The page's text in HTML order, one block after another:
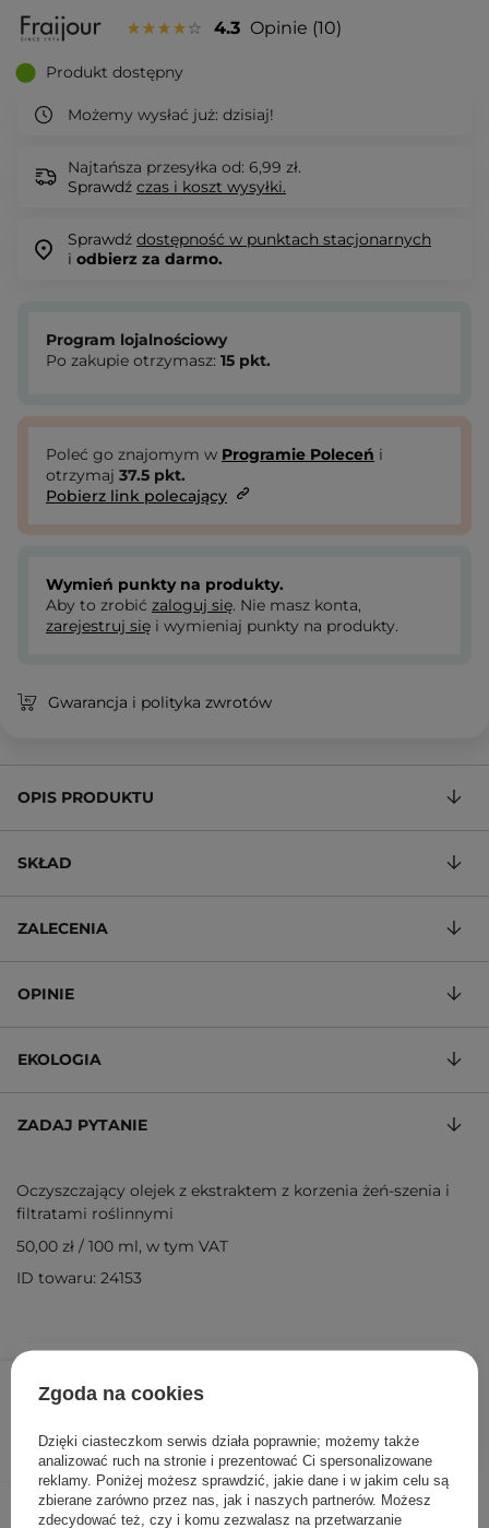
4.3 Opinie 10
Produkt dostępny
Możemy wysłać już: dzisiaj!
Najtańsza przesyłka od: 6,99 zł.
Sprawdź czas i koszt wysyłki.
Sprawdź dostępność w punktach stacjonarnych
i odbierz za darmo.
Program lojalnościowy
Po zakupie otrzymasz: 15 pkt.
Poleć go znajomym w Programie Poleceń i
otrzymaj 37.5 pkt.
Pobierz link polecający
Wymień punkty na produkty.
Aby to zrobić zaloguj się. Nie masz konta,
zarejestruj się i wymieniaj punkty na produkty.
Gwarancja i polityka zwrotów
OPIS PRODUKTU
SKŁAD
ZALECENIA
OPINIE
EKOLOGIA
ZADAJ PYTANIE
Oczyszczający olejek z ekstraktem z korzenia żeń-szenia i
filtratami roślinnymi
50,00 zł / 100 ml, w tym VAT
ID towaru: 24153
Inni klienci sprawdzali również
Zgoda na cookies
Dzięki ciasteczkom serwis działa poprawnie; możemy także
analizować ruch na stronie i prezentować Ci spersonalizowane
reklamy. Poniżej możesz sprawdzić, jakie dane i w jakim celu są
zbierane zarówno przez nas, jak i naszych partnerów. Możesz
zdecydować też, czy i komu zezwalasz na przetwarzanie